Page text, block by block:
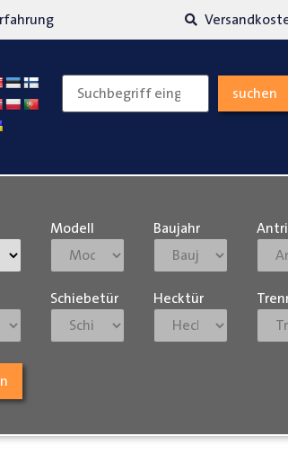
suchen
Modell Baujahr
Schiebetür Hecktür